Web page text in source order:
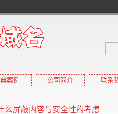
高权重域名,高
案例 公司简介 联系
么屏蔽内容与安全性的考虑